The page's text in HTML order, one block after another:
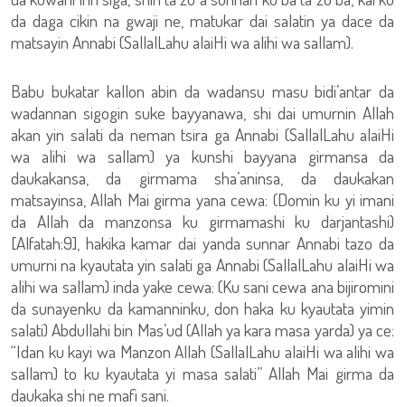
da daga cikin na gwaji ne, matukar dai salatin ya dace da
matsayin Annabi (SallalLahu alaiHi wa alihi wa sallam).
Babu bukatar kallon abin da wadansu masu bidi’antar da
wadannan sigogin suke bayyanawa, shi dai umurnin Allah
akan yin salati da neman tsira ga Annabi (SallalLahu alaiHi
wa alihi wa sallam) ya kunshi bayyana girmansa da
daukakansa, da girmama sha’aninsa, da daukakan
matsayinsa, Allah Mai girma yana cewa: (Domin ku yi imani
da Allah da manzonsa ku girmamashi ku darjantashi)
[Alfatah:9], hakika kamar dai yanda sunnar Annabi tazo da
umurni na kyautata yin salati ga Annabi (SallalLahu alaiHi wa
alihi wa sallam) inda yake cewa: (Ku sani cewa ana bijiromini
da sunayenku da kamanninku, don haka ku kyautata yimin
salati) Abdullahi bin Mas’ud (Allah ya kara masa yarda) ya ce:
“Idan ku kayi wa Manzon Allah (SallalLahu alaiHi wa alihi wa
sallam) to ku kyautata yi masa salati” Allah Mai girma da
daukaka shi ne mafi sani.